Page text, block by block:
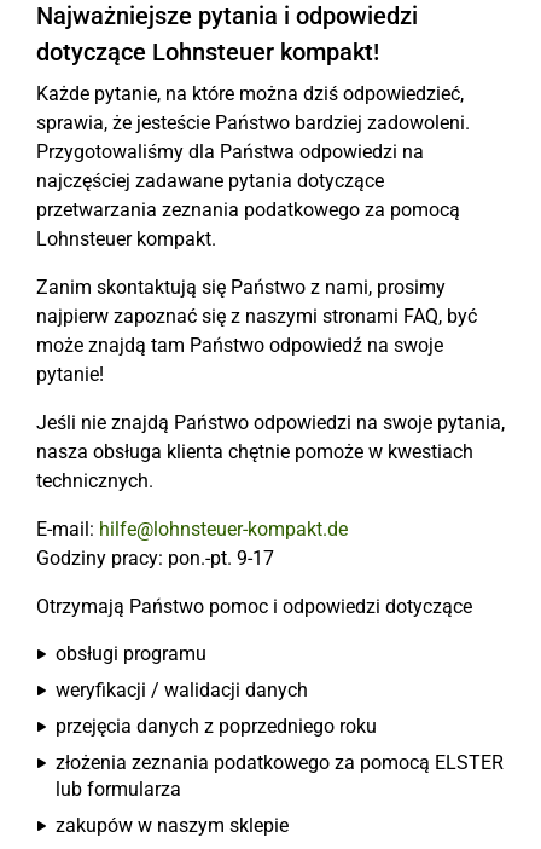
Najważniejsze pytania i odpowiedzi
dotyczące Lohnsteuer kompakt!
Każde pytanie, na które można dziś odpowiedzieć,
sprawia, że jesteście Państwo bardziej zadowoleni.
Przygotowaliśmy dla Państwa odpowiedzi na
najczęściej zadawane pytania dotyczące
przetwarzania zeznania podatkowego za pomocą
Lohnsteuer kompakt.
Zanim skontaktują się Państwo z nami, prosimy
najpierw zapoznać się z naszymi stronami FAQ, być
może znajdą tam Państwo odpowiedź na swoje
pytanie!
Jeśli nie znajdą Państwo odpowiedzi na swoje pytania,
nasza obsługa klienta chętnie pomoże w kwestiach
technicznych.
E-mail: hilfe@lohnsteuer-kompakt.de
Godziny pracy: pon.-pt. 9-17
Otrzymają Państwo pomoc i odpowiedzi dotyczące
obsługi programu
weryfikacji / walidacji danych
przejęcia danych z poprzedniego roku
złożenia zeznania podatkowego za pomocą ELSTER
lub formularza
zakupów w naszym sklepie